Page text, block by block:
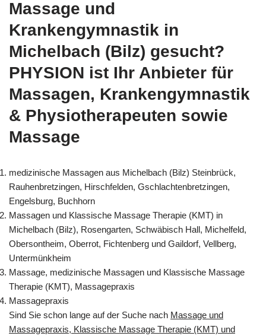
Massage und
Krankengymnastik in
Michelbach (Bilz) gesucht?
PHYSION ist Ihr Anbieter für
Massagen, Krankengymnastik
& Physiotherapeuten sowie
Massage
medizinische Massagen aus Michelbach (Bilz) Steinbrück,
Rauhenbretzingen, Hirschfelden, Gschlachtenbretzingen,
Engelsburg, Buchhorn
Massagen und Klassische Massage Therapie (KMT) in
Michelbach (Bilz), Rosengarten, Schwäbisch Hall, Michelfeld,
Obersontheim, Oberrot, Fichtenberg und Gaildorf, Vellberg,
Untermünkheim
Massage, medizinische Massagen und Klassische Massage
Therapie (KMT), Massagepraxis
Massagepraxis
Sind Sie schon lange auf der Suche nach Massage und
Massagepraxis, Klassische Massage Therapie (KMT) und